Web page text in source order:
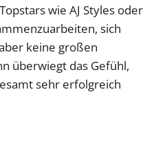
wie AJ Styles oder
sich
keine großen
überwiegt das Gefühl,
sehr erfolgreich